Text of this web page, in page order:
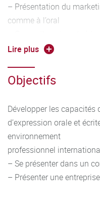
– Présentation du
comme à l’oral
commerciaux simples,
découverte simple
– Production d’un
– Justification des choix,
Outils linguistiques :
– Travailler entre autres
conjugaison et emploi
alphabet, vocabulaire
adapté en contexte,
Lire plus
Objectifs
Développer les capacités
d’expression orale et
environnement
professionnel
– Se présenter dans un
– Présenter une